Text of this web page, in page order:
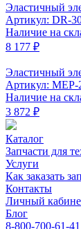
Эластичный
Артикул: DR-
Наличие на
8 177 ₽
Эластичный
Артикул: MEP-
Наличие на
3 872 ₽
Каталог
Запчасти для
Услуги
Как заказать
Контакты
Личный
Блог
8-800-700-61-41